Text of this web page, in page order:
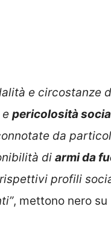
e circostanze
e pericolosità
da
di armi da
profili
, mettono nero